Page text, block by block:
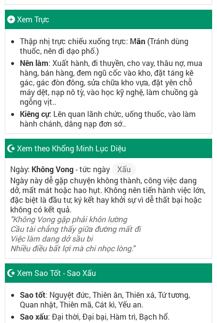
Xem Trực
Thập nhị trực chiếu xuống trực: Mãn (Tránh dùng
thuốc, nên đi dạo phố.)
Nên làm: Xuất hành, đi thuyền, cho vay, thâu nợ, mua
hàng, bán hàng, đem ngũ cốc vào kho, đặt táng kê
gác, gác đòn đông, sửa chữa kho vựa, đặt yên chỗ
máy dệt, nạp nô tỳ, vào học kỹ nghệ, làm chuồng gà
ngỗng vịt..
Kiêng cự: Lên quan lãnh chức, uống thuốc, vào làm
hành chánh, dâng nạp đơn sớ..
Xem theo Khổng Minh Lục Diệu
Ngày: Không Vong- tức ngày
Xấu
Ngày này dễ gặp chuyện không thành, công việc dang
dở, mất mát hoặc hao hụt. Không nên tiến hành việc lớn,
đặc biệt là đầu tư, ký kết hay khởi sự vì dễ thất bại hoặc
không có kết quả.
"Không Vong gặp phải khôn lường
Cầu tài chẳng thấy giữa đường mất đi
Việc làm dang dở sầu bi
Nhiều điều bất lợi mà chi nhọc lòng."
Xem Sao Tốt - Sao Xấu
Sao tốt: Nguyệt đức, Thiên ân, Thiên xá, Tứ tương,
Quan nhật, Thiên mã, Cát kì, Yếu an.
Sao xấu: Đại thời, Đại bại, Hàm trì, Bạch hổ.